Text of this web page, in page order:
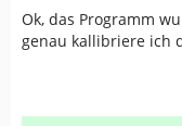
Ok, das Programm
genau kallibriere ich